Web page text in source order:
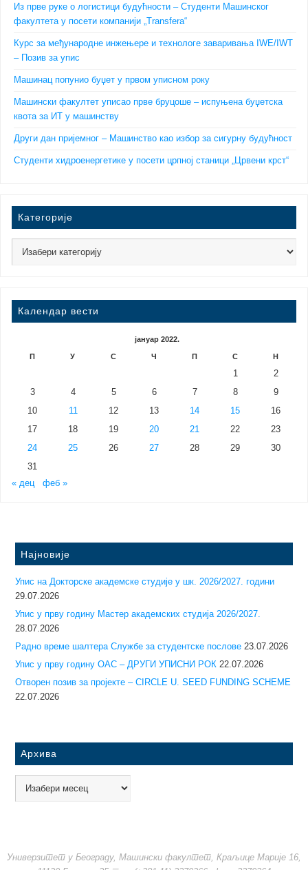
Из прве руке о логистици будућности – Студенти Машинског
факултета у посети компанији „Transfera“
Курс за међународне инжењере и технологе заваривања IWE/IWT
– Позив за упис
Машинац попунио буџет у првом уписном року
Машински факултет уписао прве бруцоше – испуњена буџетска
квота за ИТ у машинству
Други дан пријемног – Машинство као избор за сигурну будућност
Студенти хидроенергетике у посети црпној станици „Црвени крст“
Категорије
Календар вести
јануар 2022.
П У С Ч П С Н
1
2
3
4 5 6 7 8
9
10
11 12 13 14 15
16
17
18 19 20 21 22
23
24
25 26 27 28 29
30
31
« дец
феб »
Најновије
Упис на Докторске академске студије у шк. 2026/2027. години
29.07.2026
Упис у прву годину Mастер академских студија 2026/2027.
28.07.2026
Радно време шалтера Службе за студентске послове 23.07.2026
Упис у прву годину ОАС – ДРУГИ УПИСНИ РОК 22.07.2026
Отворен позив за пројекте – CIRCLE U. SEED FUNDING SCHEME
22.07.2026
Архива
Универзитет у Београду, Машински факултет, Краљице Марије 16,